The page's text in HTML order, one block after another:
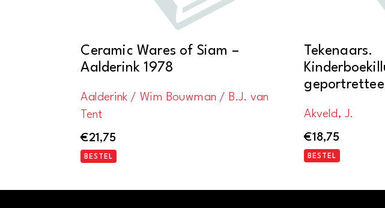
Ceramic Wares of Siam –
Aalderink 1978
Aalderink / Wim Bouwman / B.J. van
Tent
€21,75
BESTEL
Tekenaars.
Akveld, J.
€18,75
BESTEL